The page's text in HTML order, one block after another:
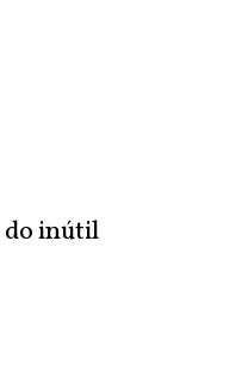
do inútil